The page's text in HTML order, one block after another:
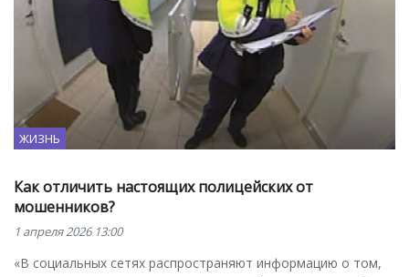
ЖИЗНЬ
Как отличить настоящих полицейских от
мошенников?
1 апреля 2026 13:00
«В социальных сетях распространяют информацию о том,